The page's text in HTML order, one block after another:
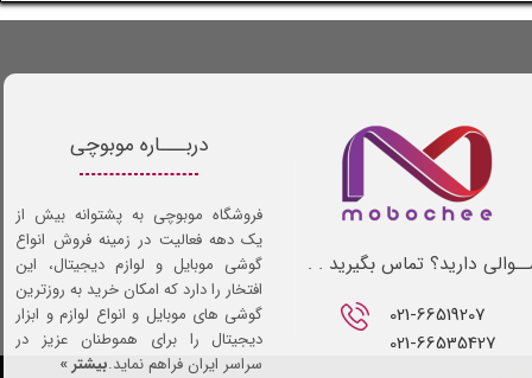
021-66519207​​​​​​​
021-66535427
دارید؟ تماس بگیرید . .
دربـــاره موبوچی
فروشگاه موبوچی به پشتوانه بیش از
یک دهه فعالیت در زمینه فروش انواع
گوشی موبایل و لوازم دیجیتال، این
افتخار را دارد که امکان خرید به روزترین
گوشی های موبایل و انواع لوازم و ابزار
دیجیتال را برای هموطنان عزیز در
سراسر ایران فراهم نماید.بیشتر »